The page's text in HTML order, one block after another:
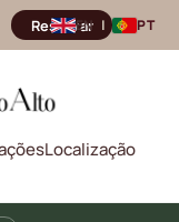
Reservar
EN | PT
Localização